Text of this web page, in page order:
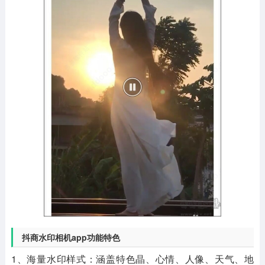
抖商水印相机app功能特色
1、海量水印样式：涵盖特色晶、心情、人像、天气、地